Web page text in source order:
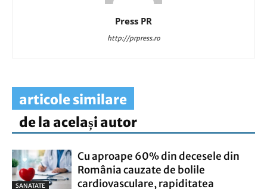
Press PR
http://prpress.ro
articole similare
de la același autor
SANATATE
Cu aproape 60% din decesele din
România cauzate de bolile
cardiovasculare, rapiditatea